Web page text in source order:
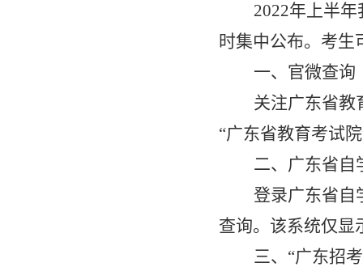
2022年 上半年
时集中公布。考生
一、官微查询
关注广东省教
“广东省教育考试
二、广东省自
登录广东省自
查询。该系统仅显
三、 “广东招